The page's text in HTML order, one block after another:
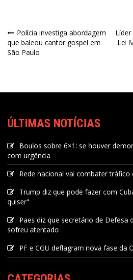
Polícia investiga abordagem
que baleou cantor gospel em
São Paulo
Lei
ÚLTIMAS NOTÍCIAS
Boulos sobre 6×1: se houver
com urgência
Rede nacional vai combater tráfico
Trump diz que pode fazer com
quiser"
Paes diz que secretário de Defesa
sofreu atentado
PF e CGU deflagram nova fase da